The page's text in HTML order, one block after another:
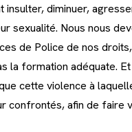
insulter, diminuer,
sexualité. Nous nous
de Police de nos droits,
la formation adéquate.
cette violence à
confrontés, afin de faire